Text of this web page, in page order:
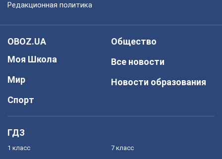
Редакционная политика
OBOZ.UA
Моя Школа
Мир
Спорт
Общество
Все новости
Новости образования
ГДЗ
1 класс 7 класс